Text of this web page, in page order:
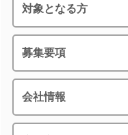
対象となる方
募集要項
会社情報